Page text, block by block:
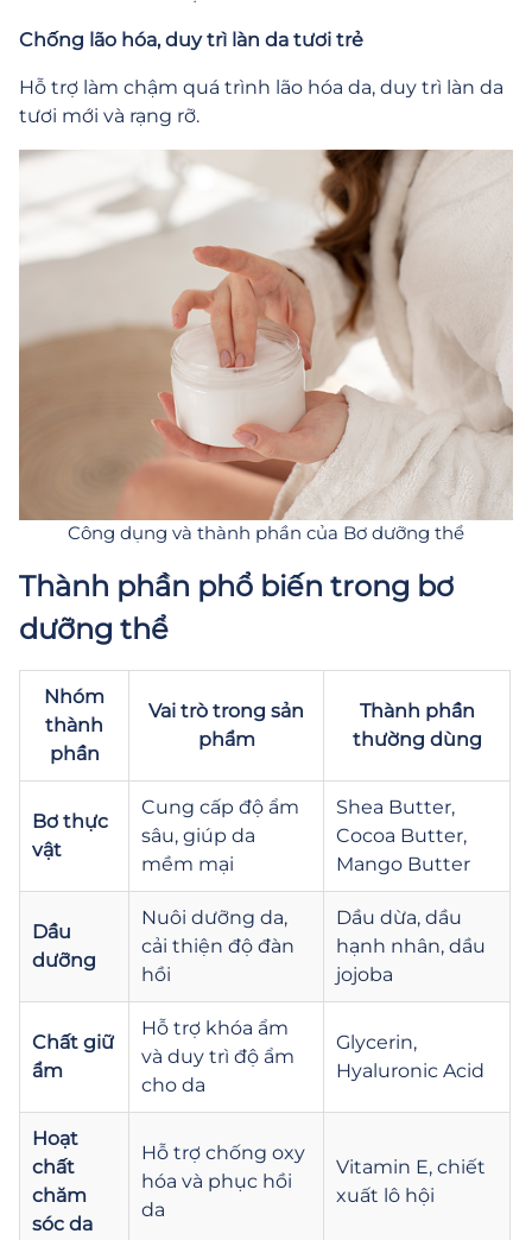
Chống lão hóa, duy trì làn da tươi trẻ
Hỗ trợ làm chậm quá trình lão hóa da, duy trì làn da
tươi mới và rạng rỡ.
Công dụng và thành phần của Bơ dưỡng thể
Thành phần phổ biến trong bơ
dưỡng thể
Nhóm
thành
phần
Vai trò trong sản
phẩm
Thành phần
thường dùng
Bơ thực
vật
Cung cấp độ ẩm
sâu, giúp da
mềm mại
Shea Butter,
Cocoa Butter,
Mango Butter
Dầu
dưỡng
Nuôi dưỡng da,
cải thiện độ đàn
hồi
Dầu dừa, dầu
hạnh nhân, dầu
jojoba
Chất giữ
ẩm
Hỗ trợ khóa ẩm
và duy trì độ ẩm
cho da
Glycerin,
Hyaluronic Acid
Hoạt
chất
chăm
sóc da
Hỗ trợ chống oxy
hóa và phục hồi
da
Vitamin E, chiết
xuất lô hội